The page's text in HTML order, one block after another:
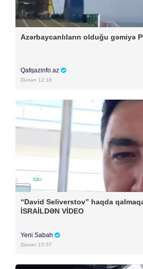
Azərbaycanlıların olduğu gəmiyə
Qafqazinfo.az
Dünən 12:18
“David Seliverstov” haqda
İSRAİLDƏN VİDEO
Yeni Sabah
Dünən 15:57